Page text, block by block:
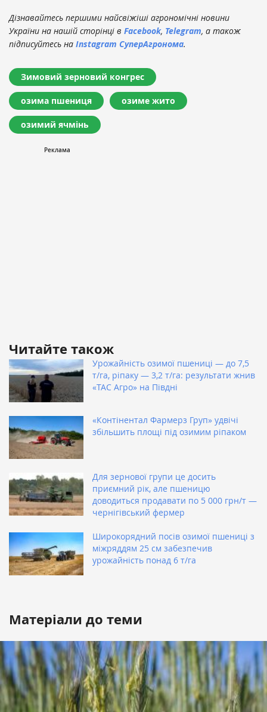
Дізнавайтесь першими найсвіжіші агрономічні новини
України на нашій сторінці в Facebook, Telegram, а також
підписуйтесь на Instagram СуперАгронома.
Зимовий зерновий конгрес
озима пшениця озиме жито
озимий ячмінь
Читайте також
Урожайність озимої пшениці — до 7,5
т/га, ріпаку — 3,2 т/га: результати жнив
«ТАС Агро» на Півдні
«Контінентал Фармерз Груп» удвічі
збільшить площі під озимим ріпаком
Для зернової групи це досить
приємний рік, але пшеницю
доводиться продавати по 5 000 грн/т —
чернігівський фермер
Широкорядний посів озимої пшениці з
міжряддям 25 см забезпечив
урожайність понад 6 т/га
Матеріали до теми